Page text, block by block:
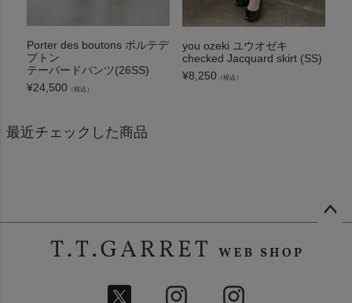
Porter des boutons ポルテデ
ブトン
テーパードパンツ(26SS)
¥24,500 （税込）
you ozeki ユウオゼキ
checked Jacquard skirt (SS)
¥8,250 （税込）
最近チェックした商品